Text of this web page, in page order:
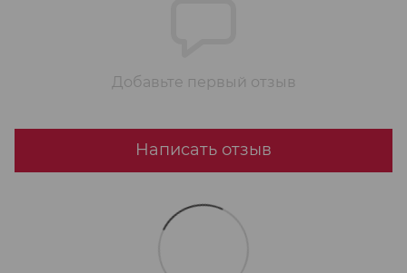
Добавьте первый отзыв
Написать отзыв